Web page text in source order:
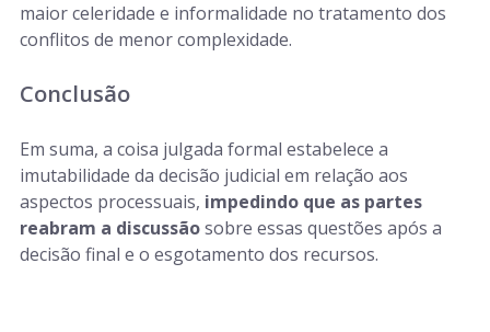
maior celeridade e informalidade no tratamento dos
conflitos de menor complexidade.
Conclusão
Em suma, a coisa julgada formal estabelece a
imutabilidade da decisão judicial em relação aos
aspectos processuais, impedindo que as partes
reabram a discussãosobre essas questões após a
decisão final e o esgotamento dos recursos.